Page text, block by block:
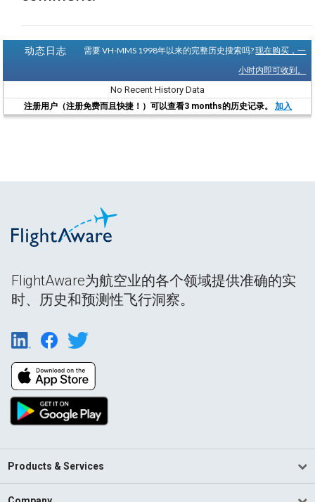
动态日志 需要 VH-MMS 1998年以来的完整历史搜索吗?现在购买，一
小时内即可收到。
No Recent History Data
注册用户（注册免费而且快捷！）可以查看3 months的历史记录。 加入
FlightAware为航空业的各个领域提供准确的实
时、历史和预测性飞行洞察。
Products & Services